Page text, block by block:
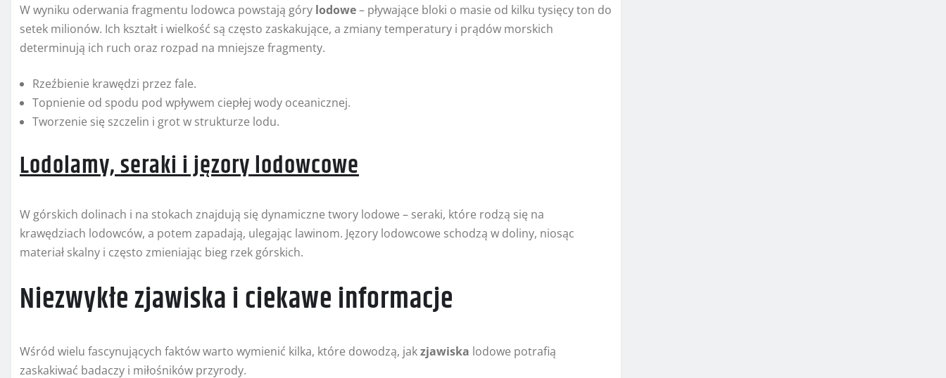
W wyniku oderwania fragmentu lodowca powstają góry lodowe– pływające bloki o masie od kilku tysięcy ton do
setek milionów. Ich kształt i wielkość są często zaskakujące, a zmiany temperatury i prądów morskich
determinują ich ruch oraz rozpad na mniejsze fragmenty.
Rzeźbienie krawędzi przez fale.
Topnienie od spodu pod wpływem ciepłej wody oceanicznej.
Tworzenie się szczelin i grot w strukturze lodu.
Lodolamy, seraki i jęzory lodowcowe
W górskich dolinach i na stokach znajdują się dynamiczne twory lodowe – seraki, które rodzą się na
krawędziach lodowców, a potem zapadają, ulegając lawinom. Jęzory lodowcowe schodzą w doliny, niosąc
materiał skalny i często zmieniając bieg rzek górskich.
Niezwykłe zjawiska i ciekawe informacje
Wśród wielu fascynujących faktów warto wymienić kilka, które dowodzą, jakzjawiska lodowe potrafią
zaskakiwać badaczy i miłośników przyrody.